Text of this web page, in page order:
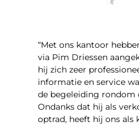
“Met ons kantoor
via Pim Driessen
hij zich zeer
informatie en service
de begeleiding rondom
Ondanks dat hij als
optrad, heeft hij ons als